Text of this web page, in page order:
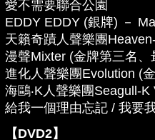
愛不需要聯合公園
EDDY EDDY (銀牌) －
天籟奇蹟人聲樂團
漫聲Mixter (金牌第三名
進化人聲樂團Evolution (
海鷗‧K人聲樂團Seagull-
給我一個理由忘記 / 我要
【DVD2】